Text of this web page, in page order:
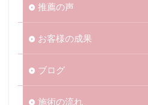
推薦の声
お客様の成果
ブログ
施術の流れ